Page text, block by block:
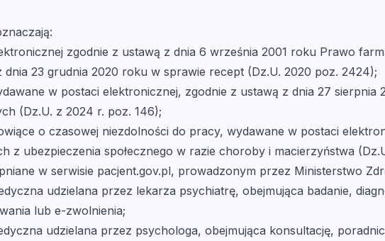
zgodnie z ustawą z dnia 6 września 2001 roku Prawo
23 grudnia 2020 roku w sprawie recept (Dz.U. 2020 poz. 2424);
w postaci elektronicznej, zgodnie z ustawą z dnia 27 sierpnia
(Dz.U. z 2024 r. poz. 146);
o czasowej niezdolności do pracy, wydawane w postaci
z ubezpieczenia społecznego w razie choroby i macierzyństwa
w serwisie pacjent.gov.pl, prowadzonym przez Ministerstwo
udzielana przez lekarza psychiatrę, obejmująca badanie,
lub e-zwolnienia;
udzielana przez psychologa, obejmująca konsultację,